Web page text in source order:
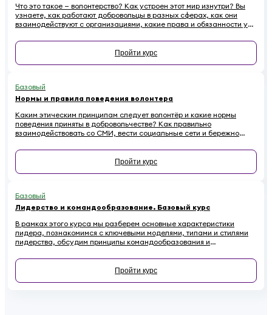
Что это такое — волонтерство? Как устроен этот мир изнутри? Вы
узнаете, как работают добровольцы в разных сферах, как они
взаимодействуют с организациями, какие права и обязанности у
распространенных ошибок.
Пройти курс
Базовый
Нормы и правила поведения волонтера
Каким этическим принципам следует волонтёр и какие нормы
поведения приняты в добровольчестве? Как правильно
взаимодействовать со СМИ, вести социальные сети и бережно
репутации? Если вы хотите стать осознанным и ответственным
волонтёром, этот онлайн-курс для вас.
Пройти курс
Базовый
Лидерство и командообразование. Базовый курс
В рамках этого курса мы разберем основные характеристики
лидера, познакомимся с ключевыми моделями, типами и стилями
лидерства, обсудим принципы командообразования и
лидерских качеств.
Пройти курс